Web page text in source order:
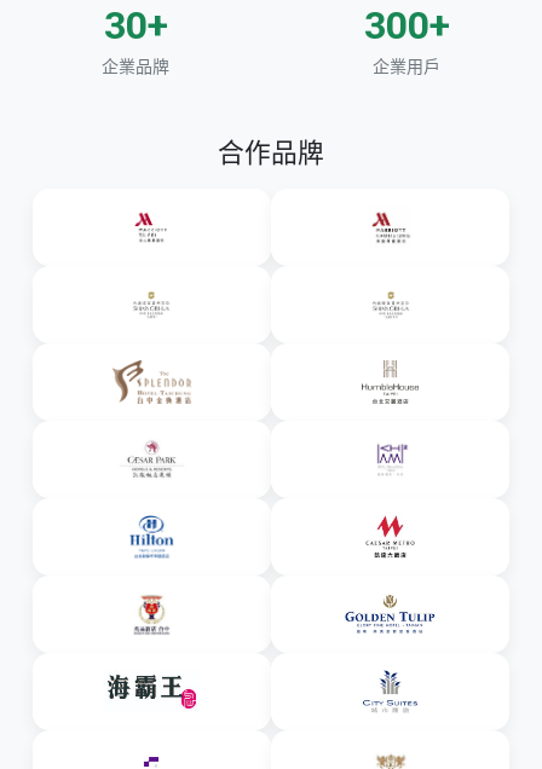
30+
企業品牌
300+
企業用戶
合作品牌